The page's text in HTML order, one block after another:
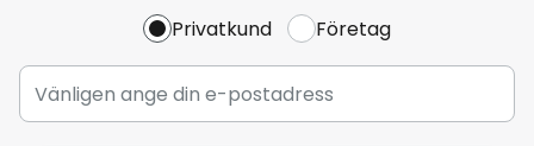
Privatkund Företag